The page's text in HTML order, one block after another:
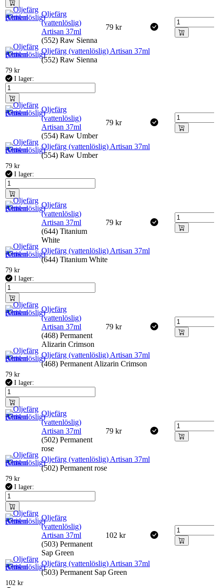
Oljefärg
(vattenlöslig)
Artisan 37ml
(552) Raw Sienna
79 kr
Oljefärg (vattenlöslig) Artisan 37ml
(552) Raw Sienna
79 kr
I lager:
Oljefärg
(vattenlöslig)
Artisan 37ml
(554) Raw Umber
79 kr
Oljefärg (vattenlöslig) Artisan 37ml
(554) Raw Umber
79 kr
I lager:
Oljefärg
(vattenlöslig)
Artisan 37ml
(644) Titanium
White
79 kr
Oljefärg (vattenlöslig) Artisan 37ml
(644) Titanium White
79 kr
I lager:
Oljefärg
(vattenlöslig)
Artisan 37ml
(468) Permanent
Alizarin Crimson
79 kr
Oljefärg (vattenlöslig) Artisan 37ml
(468) Permanent Alizarin Crimson
79 kr
I lager:
Oljefärg
(vattenlöslig)
Artisan 37ml
(502) Permanent
rose
79 kr
Oljefärg (vattenlöslig) Artisan 37ml
(502) Permanent rose
79 kr
I lager:
Oljefärg
(vattenlöslig)
Artisan 37ml
(503) Permanent
Sap Green
102 kr
Oljefärg (vattenlöslig) Artisan 37ml
(503) Permanent Sap Green
102 kr